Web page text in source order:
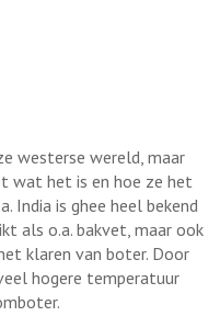
westerse wereld, maar
wat het is en hoe ze het
India is ghee heel bekend
als o.a. bakvet, maar ook
klaren van boter. Door
hogere temperatuur